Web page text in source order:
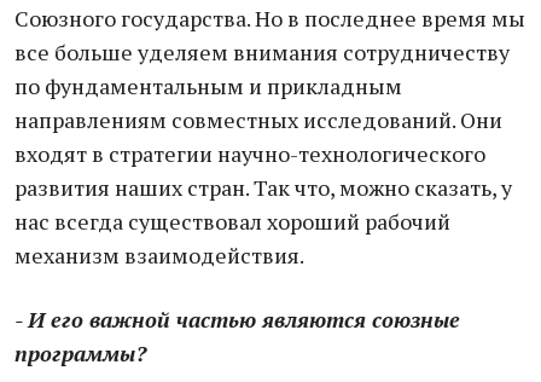
Союзного государства. Но в последнее время мы
все больше уделяем внимания сотрудничеству
по фундаментальным и прикладным
направлениям совместных исследований. Они
входят в стратегии научно-технологического
развития наших стран. Так что, можно сказать, у
нас всегда существовал хороший рабочий
механизм взаимодействия.
- И его важной частью являются союзные
программы?